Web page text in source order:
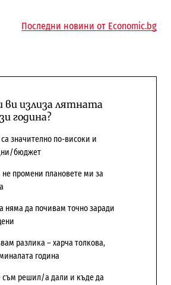
Последни новини от Economic.bg
ви излиза лятната
година?
значително по-високи и
бюджет
не промени плановете ми за
няма да почивам точно заради
разлика – харча толкова,
година
съм решил/а дали и къде да